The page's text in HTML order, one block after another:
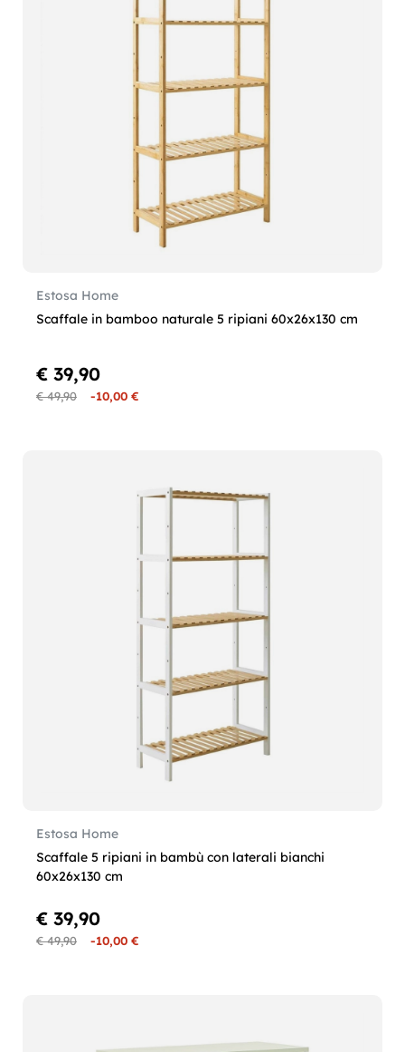
Estosa Home
Scaffale in bamboo naturale 5 ripiani 60x26x130 cm
€ 49,90 -10,00 €
€ 39,90
Estosa Home
Scaffale 5 ripiani in bambù con laterali bianchi
60x26x130 cm
€ 49,90 -10,00 €
€ 39,90